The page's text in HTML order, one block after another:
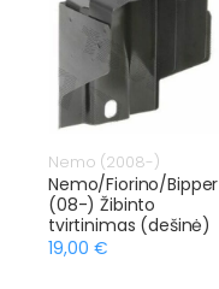
Nemo (2008-)
Nemo/Fiorino/Bipper
(08-) Žibinto
tvirtinimas (dešinė)
19,00 €